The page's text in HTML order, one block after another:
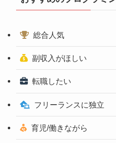
総合人気
副収入がほしい
転職したい
フリーランスに独立
育児/働きながら